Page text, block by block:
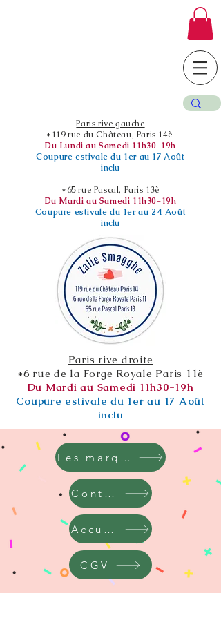
Paris rive gauche
*119 rue du Château, Paris 14è
Du Lundi au Samedi 11h30-19h
Coupure estivale du 1er au 17 Août
inclu
*65 rue Pascal, Paris 13è
Du Mardi au Samedi 11h30-19h
Coupure estivale du 1er au 24 Août
inclu
Paris rive droite
*6 rue de la Forge Royale Paris 11è
Du Mardi au Samedi 11h30-19h
Coupure estivale du 1er au 17 Août
inclu
Les marques
Contact
Accueil
CGV